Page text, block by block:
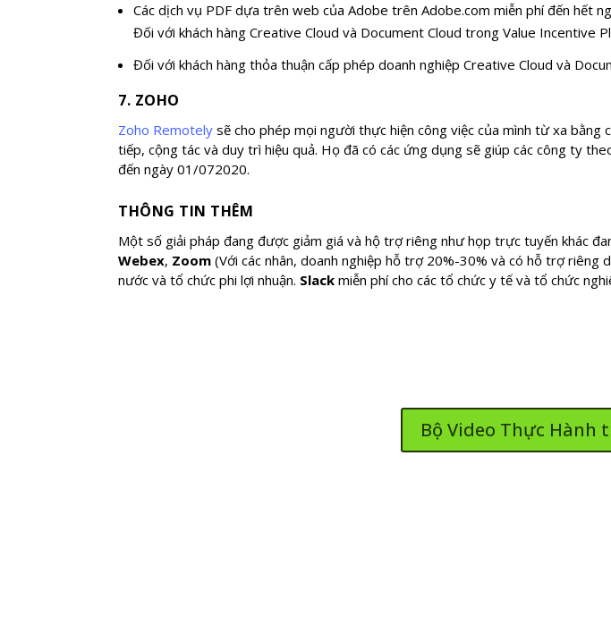
Các dịch vụ PDF dựa trên web của Adobe trên Adobe.com miễn phí đến hết
Đối với khách hàng Creative Cloud và Document Cloud trong Value Incentive
Đối với khách hàng thỏa thuận cấp phép doanh nghiệp Creative Cloud và
7. ZOHO
Zoho Remotely sẽ cho phép mọi người thực hiện công việc của mình từ xa
tiếp, cộng tác và duy trì hiệu quả. Họ đã có các ứng dụng sẽ giúp các công ty
đến ngày 01/072020.
THÔNG TIN THÊM
Một số giải pháp đang được giảm giá và hộ trợ riêng như họp trực tuyến khác
Webex, Zoom (Với các nhân, doanh nghiệp hỗ trợ 20%-30% và có hỗ trợ riêng
nước và tổ chức phi lợi nhuận. Slack miễn phí cho các tổ chức y tế và tổ chức
Bộ Video Thực Hành